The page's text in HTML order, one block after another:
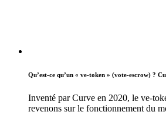
Qu’est-ce qu’un « ve-token » (vote-escrow) ?
Inventé par Curve en 2020, le ve-
revenons sur le fonctionnement du